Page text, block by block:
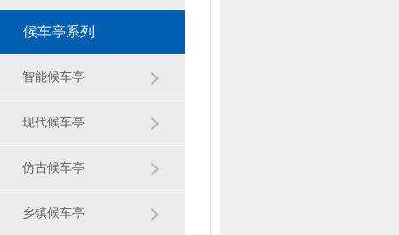
候车亭系列
智能候车亭
现代候车亭
仿古候车亭
乡镇候车亭